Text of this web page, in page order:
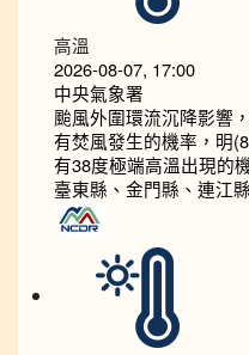
高溫
2026-08-07, 17:00
中央氣象署
颱風外圍環流沉降影響
有焚風發生的機率，明
有38度極端高溫出現的
臺東縣、金門縣、連江